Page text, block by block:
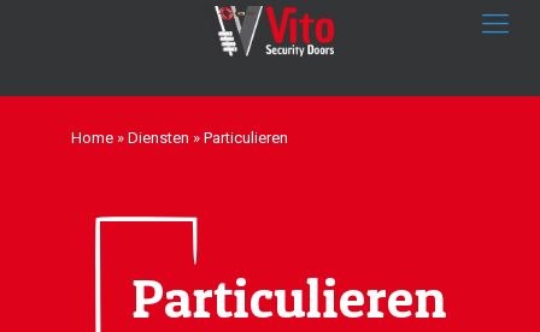
Home» Diensten » Particulieren
Particulieren